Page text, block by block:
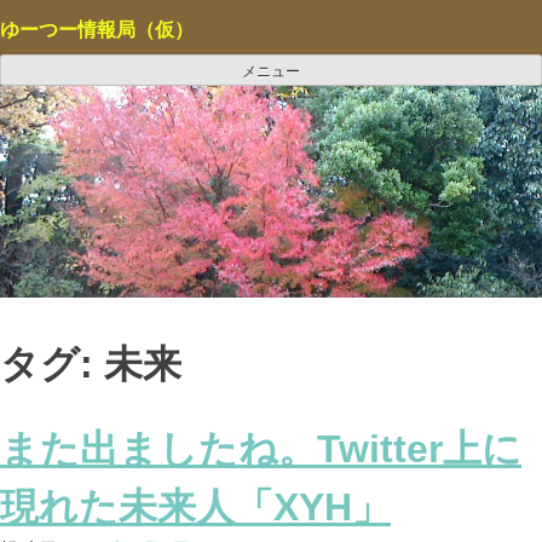
ン
ン
ツ
へ
ス
キ
ッ
プ
ゆーつー情報局（仮）
メニュー
タグ: 未来
また出ましたね。Twitter上に
現れた未来人「XYH」